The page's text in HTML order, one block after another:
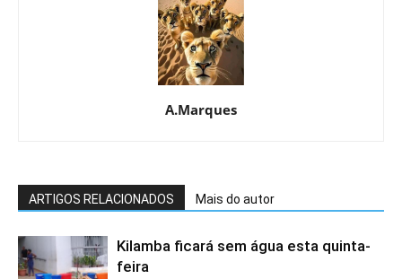
A.Marques
ARTIGOS RELACIONADOS Mais do autor
Kilamba ficará sem água esta quinta-
feira